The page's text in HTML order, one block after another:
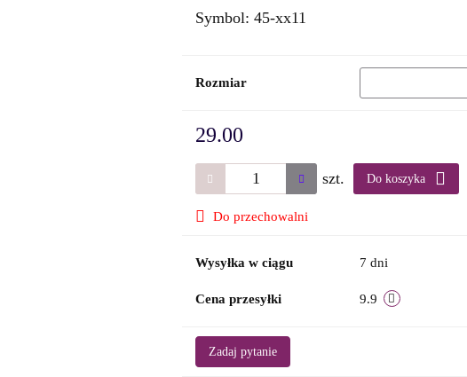
Symbol: 45-xx11
Rozmiar
29.00
szt. Do koszyka
Do przechowalni
Wysyłka w ciągu 7 dni
Cena przesyłki 9.9
Zadaj pytanie